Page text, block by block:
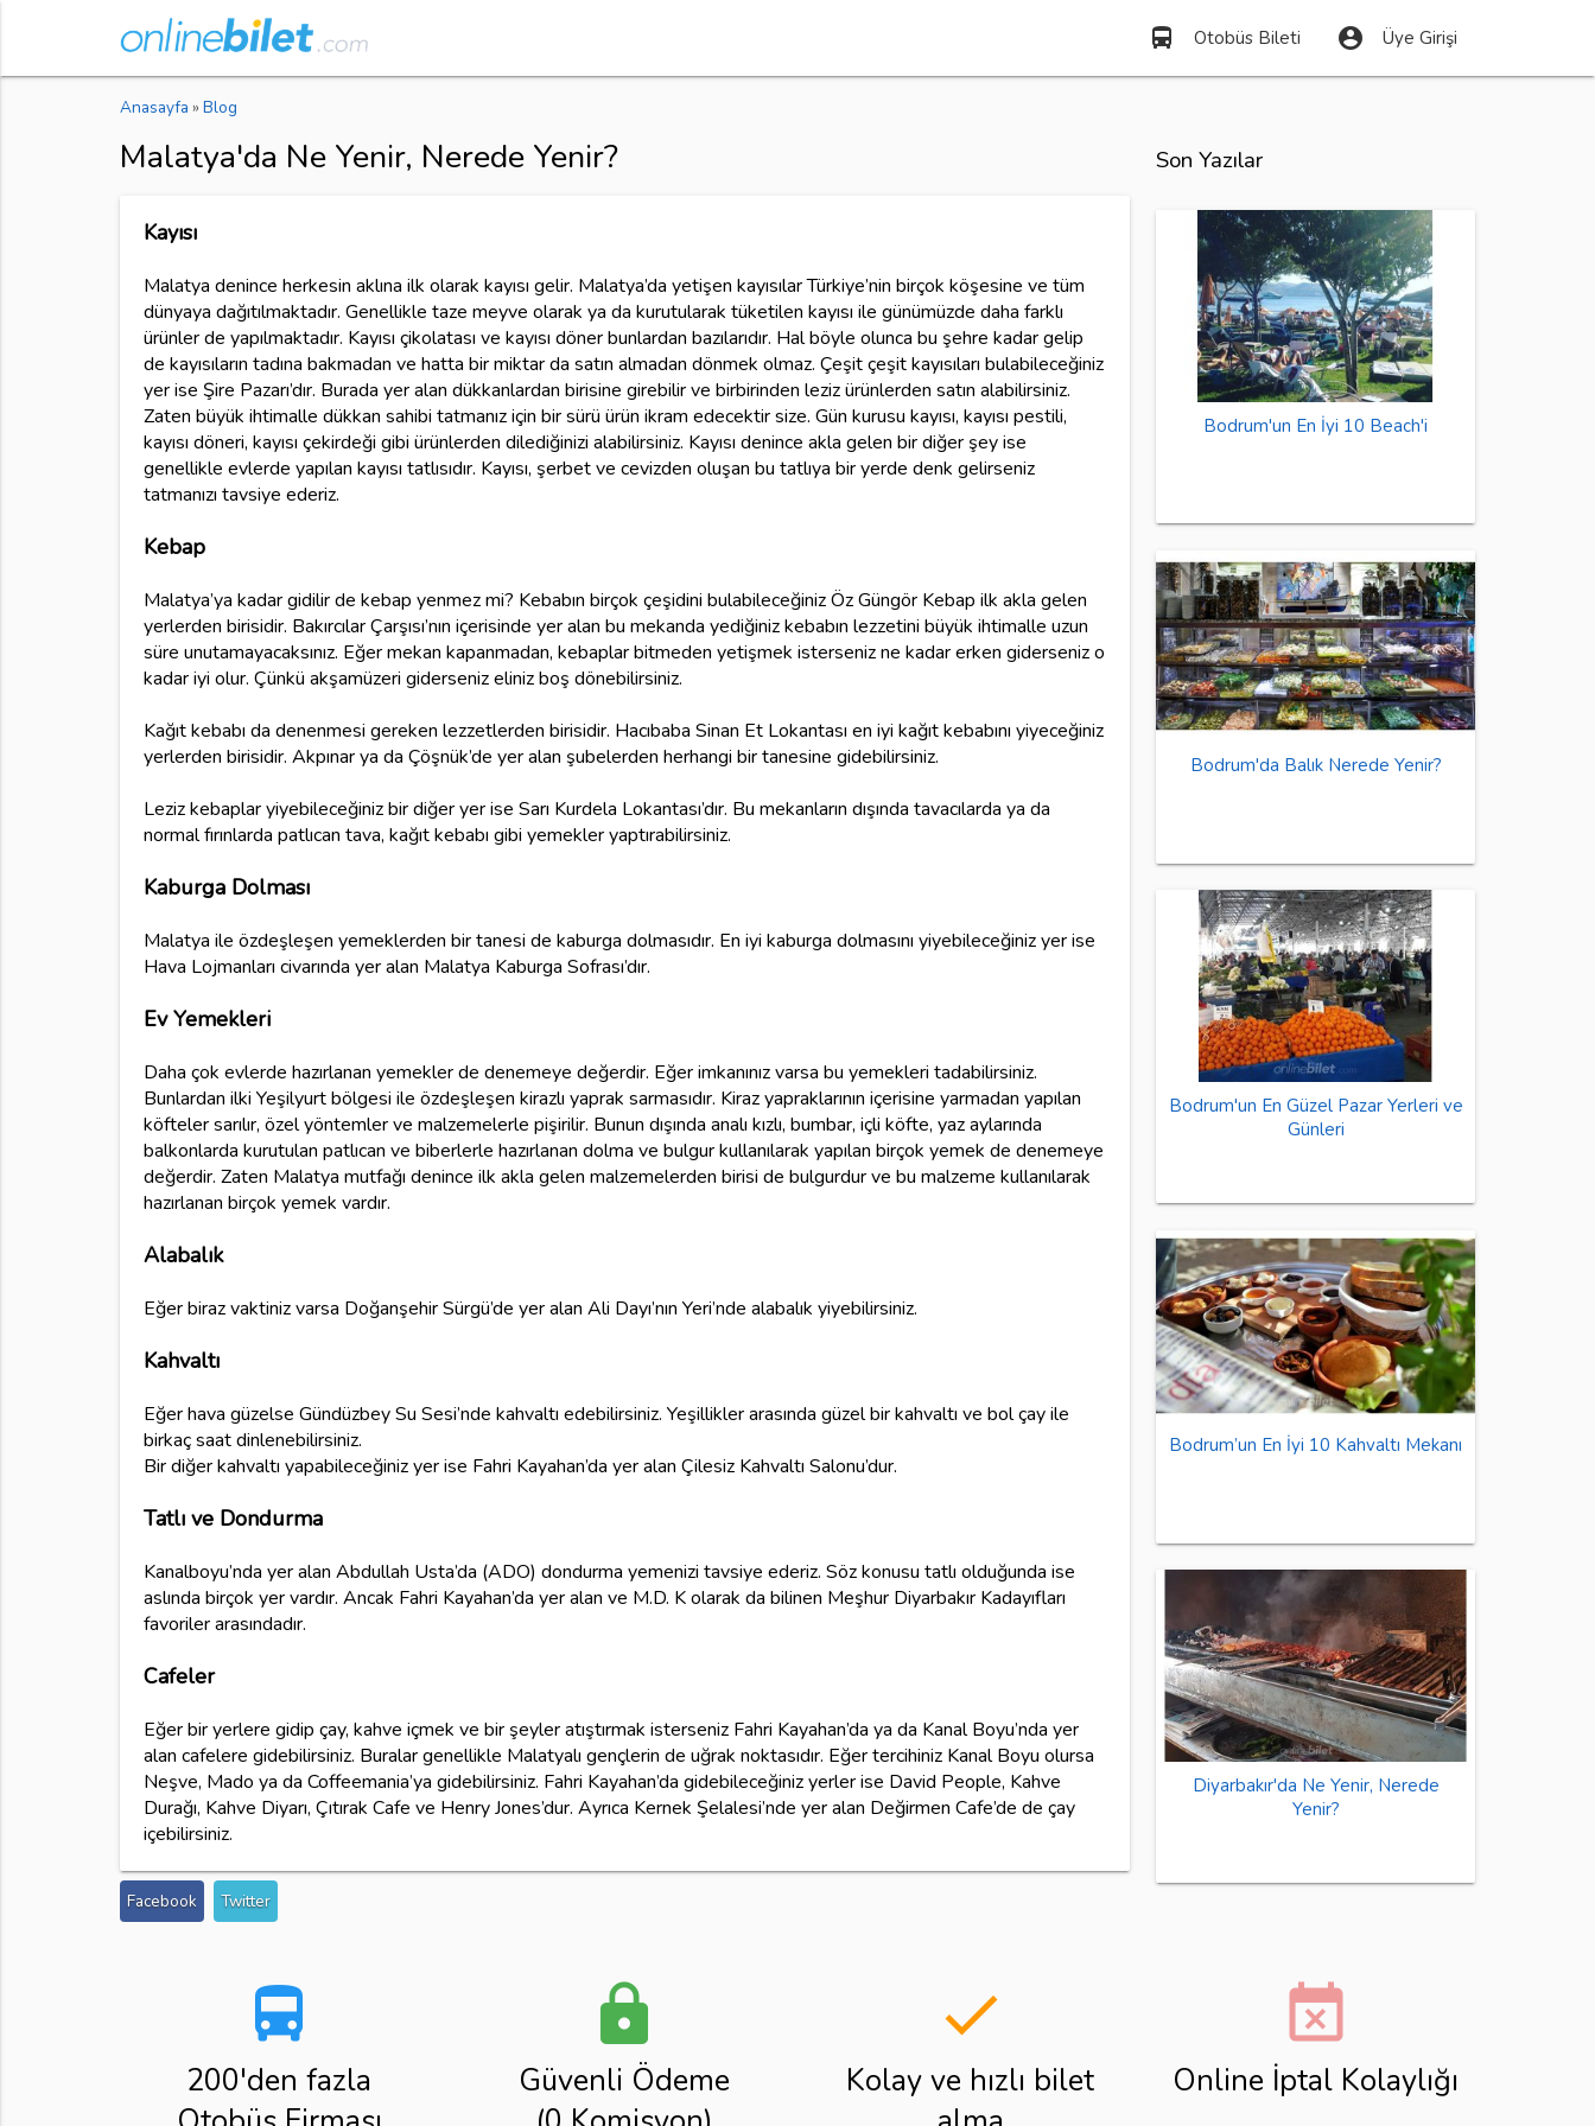
directions_bus Otobüs Bileti account_circle Üye Girişi
Anasayfa » Blog
Malatya'da Ne Yenir, Nerede Yenir?
Kayısı
Malatya denince herkesin aklına ilk olarak kayısı gelir. Malatya’da yetişen kayısılar Türkiye’nin birçok köşesine ve tüm
dünyaya dağıtılmaktadır. Genellikle taze meyve olarak ya da kurutularak tüketilen kayısı ile günümüzde daha farklı
ürünler de yapılmaktadır. Kayısı çikolatası ve kayısı döner bunlardan bazılarıdır. Hal böyle olunca bu şehre kadar gelip
de kayısıların tadına bakmadan ve hatta bir miktar da satın almadan dönmek olmaz. Çeşit çeşit kayısıları bulabileceğiniz
yer ise Şire Pazarı’dır. Burada yer alan dükkanlardan birisine girebilir ve birbirinden leziz ürünlerden satın alabilirsiniz.
Zaten büyük ihtimalle dükkan sahibi tatmanız için bir sürü ürün ikram edecektir size. Gün kurusu kayısı, kayısı pestili,
kayısı döneri, kayısı çekirdeği gibi ürünlerden dilediğinizi alabilirsiniz. Kayısı denince akla gelen bir diğer şey ise
genellikle evlerde yapılan kayısı tatlısıdır. Kayısı, şerbet ve cevizden oluşan bu tatlıya bir yerde denk gelirseniz
tatmanızı tavsiye ederiz.
Kebap
Malatya’ya kadar gidilir de kebap yenmez mi? Kebabın birçok çeşidini bulabileceğiniz Öz Güngör Kebap ilk akla gelen
yerlerden birisidir. Bakırcılar Çarşısı’nın içerisinde yer alan bu mekanda yediğiniz kebabın lezzetini büyük ihtimalle uzun
süre unutamayacaksınız. Eğer mekan kapanmadan, kebaplar bitmeden yetişmek isterseniz ne kadar erken giderseniz o
kadar iyi olur. Çünkü akşamüzeri giderseniz eliniz boş dönebilirsiniz.
Kağıt kebabı da denenmesi gereken lezzetlerden birisidir. Hacıbaba Sinan Et Lokantası en iyi kağıt kebabını yiyeceğiniz
yerlerden birisidir. Akpınar ya da Çöşnük’de yer alan şubelerden herhangi bir tanesine gidebilirsiniz.
Leziz kebaplar yiyebileceğiniz bir diğer yer ise Sarı Kurdela Lokantası’dır. Bu mekanların dışında tavacılarda ya da
normal fırınlarda patlıcan tava, kağıt kebabı gibi yemekler yaptırabilirsiniz.
Kaburga Dolması
Malatya ile özdeşleşen yemeklerden bir tanesi de kaburga dolmasıdır. En iyi kaburga dolmasını yiyebileceğiniz yer ise
Hava Lojmanları civarında yer alan Malatya Kaburga Sofrası’dır.
Ev Yemekleri
Daha çok evlerde hazırlanan yemekler de denemeye değerdir. Eğer imkanınız varsa bu yemekleri tadabilirsiniz.
Bunlardan ilki Yeşilyurt bölgesi ile özdeşleşen kirazlı yaprak sarmasıdır. Kiraz yapraklarının içerisine yarmadan yapılan
köfteler sarılır, özel yöntemler ve malzemelerle pişirilir. Bunun dışında analı kızlı, bumbar, içli köfte, yaz aylarında
balkonlarda kurutulan patlıcan ve biberlerle hazırlanan dolma ve bulgur kullanılarak yapılan birçok yemek de denemeye
değerdir. Zaten Malatya mutfağı denince ilk akla gelen malzemelerden birisi de bulgurdur ve bu malzeme kullanılarak
hazırlanan birçok yemek vardır.
Alabalık
Eğer biraz vaktiniz varsa Doğanşehir Sürgü’de yer alan Ali Dayı’nın Yeri’nde alabalık yiyebilirsiniz.
Kahvaltı
Eğer hava güzelse Gündüzbey Su Sesi’nde kahvaltı edebilirsiniz. Yeşillikler arasında güzel bir kahvaltı ve bol çay ile
birkaç saat dinlenebilirsiniz.
Bir diğer kahvaltı yapabileceğiniz yer ise Fahri Kayahan’da yer alan Çilesiz Kahvaltı Salonu’dur.
Tatlı ve Dondurma
Kanalboyu’nda yer alan Abdullah Usta’da (ADO) dondurma yemenizi tavsiye ederiz. Söz konusu tatlı olduğunda ise
aslında birçok yer vardır. Ancak Fahri Kayahan’da yer alan ve M.D. K olarak da bilinen Meşhur Diyarbakır Kadayıfları
favoriler arasındadır.
Cafeler
Eğer bir yerlere gidip çay, kahve içmek ve bir şeyler atıştırmak isterseniz Fahri Kayahan’da ya da Kanal Boyu’nda yer
alan cafelere gidebilirsiniz. Buralar genellikle Malatyalı gençlerin de uğrak noktasıdır. Eğer tercihiniz Kanal Boyu olursa
Neşve, Mado ya da Coffeemania’ya gidebilirsiniz. Fahri Kayahan’da gidebileceğiniz yerler ise David People, Kahve
Durağı, Kahve Diyarı, Çıtırak Cafe ve Henry Jones’dur. Ayrıca Kernek Şelalesi’nde yer alan Değirmen Cafe’de de çay
içebilirsiniz.
Facebook Twitter
Son Yazılar
Bodrum'un En İyi 10 Beach'i
Bodrum'da Balık Nerede Yenir?
Bodrum'un En Güzel Pazar Yerleri ve
Günleri
Bodrum’un En İyi 10 Kahvaltı Mekanı
Diyarbakır'da Ne Yenir, Nerede
Yenir?
directions_bus
200'den fazla
lock
Güvenli Ödeme
done
Kolay ve hızlı bilet
event_busy
Online İptal Kolaylığı